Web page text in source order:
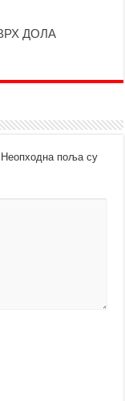
ДОЛА
Неопходна поља су